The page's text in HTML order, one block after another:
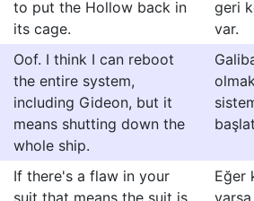
to put the Hollow back in
its cage.
geri
var.
Oof. I think I can reboot
the entire system,
including Gideon, but it
means shutting down the
whole ship.
If there's a flaw in your
suit that means the suit is
Eğer